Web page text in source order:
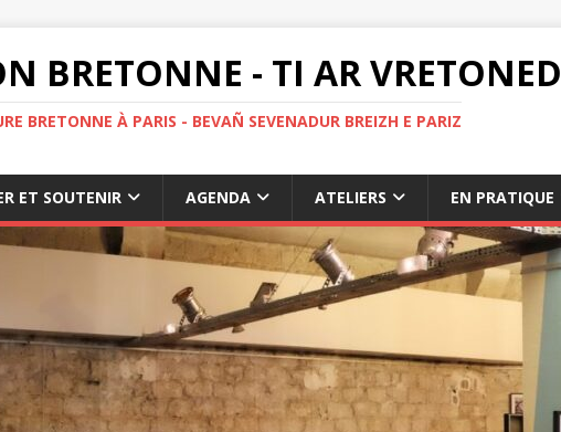
BRETONNE - TI AR VRETONED
BRETONNE À PARIS - BEVAÑ SEVENADUR BREIZH E PARIZ
ET SOUTENIR AGENDA ATELIERS EN PRATIQUE